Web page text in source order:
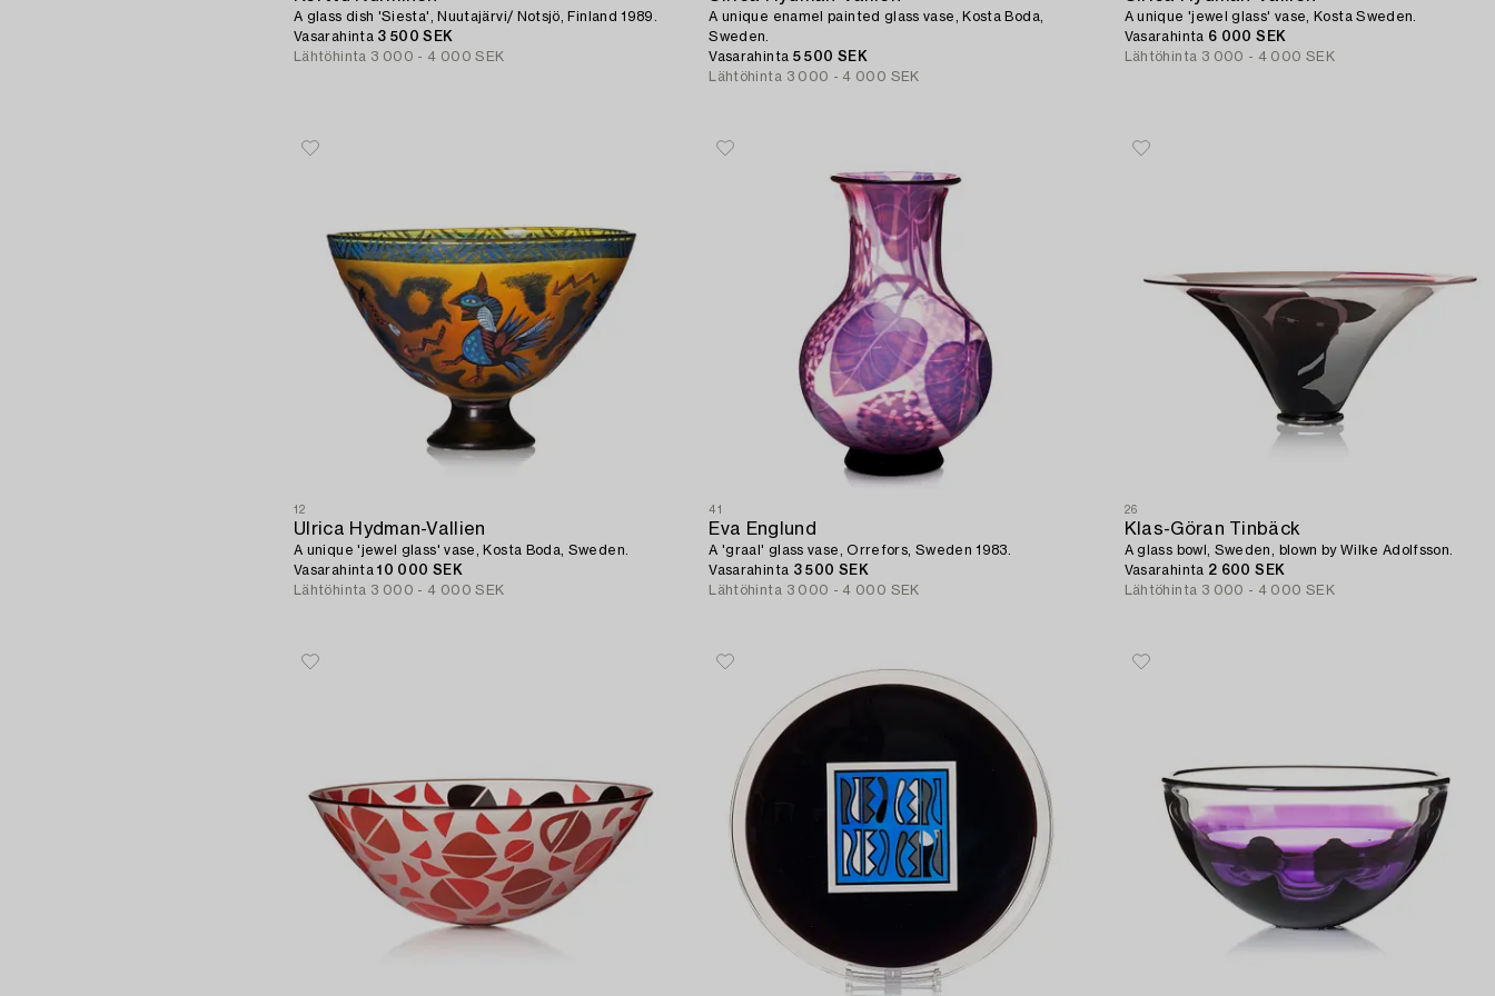
A glass dish 'Siesta', Nuutajärvi/ Notsjö, Finland 1989.
Vasarahinta 3 500 SEK
Lähtöhinta 3 000 - 4 000 SEK
A unique enamel painted glass vase, Kosta Boda,
Sweden.
Vasarahinta 5 500 SEK
Lähtöhinta 3 000 - 4 000 SEK
A unique 'jewel glass' vase, Kosta Sweden.
Vasarahinta 6 000 SEK
Lähtöhinta 3 000 - 4 000 SEK
12
Ulrica Hydman-Vallien
A unique 'jewel glass' vase, Kosta Boda, Sweden.
Vasarahinta10 000 SEK
Lähtöhinta 3 000 - 4 000 SEK
41
Eva Englund
A 'graal' glass vase, Orrefors, Sweden 1983.
Vasarahinta 3 500 SEK
Lähtöhinta 3 000 - 4 000 SEK
26
Klas-Göran Tinbäck
A glass bowl, Sweden, blown by Wilke Adolfsson.
Vasarahinta 2 600 SEK
Lähtöhinta 3 000 - 4 000 SEK